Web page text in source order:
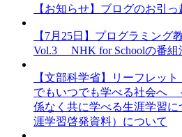
【お知らせ】ブログのお引っ
【7月25日】プログラミング
Vol.3 NHK for Schoolの番組
【文部科学省】リーフレッ
でもいつでも学べる社会へ
係なく共に学べる生涯学習
涯学習啓発資料）について